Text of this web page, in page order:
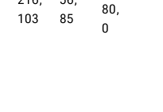
103
85
80,
0